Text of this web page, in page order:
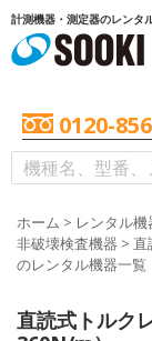
計測機器・測定器のレンタ
0120-
ホーム > レンタル機
非破壊検査機器 > 直
のレンタル機器一覧
直読式トルク